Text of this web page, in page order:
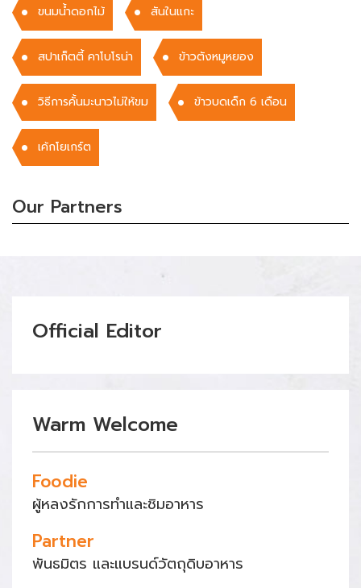
ขนมน้ำดอกไม้ สันในแกะ
สปาเก็ตตี้ คาโบโรน่า ข้าวตังหมูหยอง
วิธีการคั้นมะนาวไม่ให้ขม ข้าวบดเด็ก 6 เดือน
เค้กโยเกร์ต
Our Partners
Official Editor
Warm Welcome
Foodie
ผู้หลงรักการทำและชิมอาหาร
Partner
พันธมิตร และแบรนด์วัตถุดิบอาหาร